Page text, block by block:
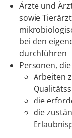
Ärzte und
sowie
bei den
durchführen
Personen, die
Arbeiten
die
die